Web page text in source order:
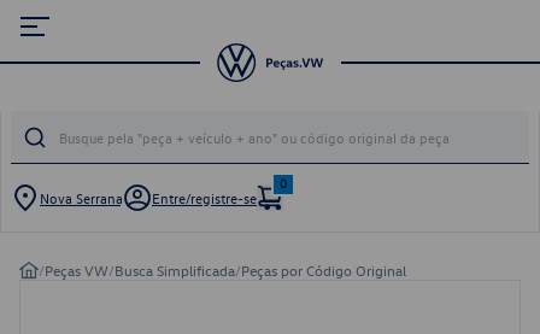
Nova Serrana Entre/registre-se
0
/Peças VW/Busca Simplificada/Peças por Código Original